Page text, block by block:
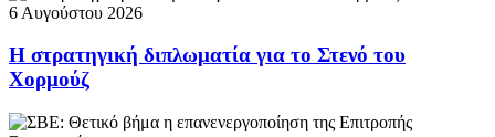
6 Αυγούστου 2026
Η στρατηγική διπλωματία για το Στενό του
Χορμούζ